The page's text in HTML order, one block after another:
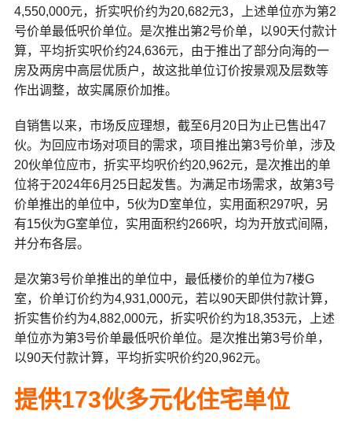
4,550,000元，折实呎价约为20,682元3，上述单位亦为第2
号价单最低呎价单位。是次推出第2号价单，以90天付款计
算，平均折实呎价约24,636元，由于推出了部分向海的一
房及两房中高层优质户，故这批单位订价按景观及层数等
作出调整，故实属原价加推。
自销售以来，市场反应理想，截至6月20日为止已售出47
伙。为回应市场对项目的需求，项目推出第3号价单，涉及
20伙单位应市，折实平均呎价约20,962元，是次推出的单
位将于2024年6月25日起发售。为满足市场需求，故第3号
价单推出的单位中，5伙为D室单位，实用面积297呎，另
有15伙为G室单位，实用面积约266呎，均为开放式间隔，
并分布各层。
是次第3号价单推出的单位中，最低楼价的单位为7楼G
室，价单订价约为4,931,000元，若以90天即供付款计算，
折实售价约为4,882,000元，折实呎价约为18,353元，上述
单位亦为第3号价单最低呎价单位。是次推出第3号价单，
以90天付款计算，平均折实呎价约20,962元。
提供173伙多元化住宅单位